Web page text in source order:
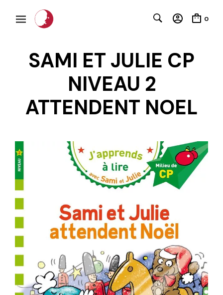
0
SAMI ET JULIE CP
NIVEAU 2
ATTENDENT NOEL